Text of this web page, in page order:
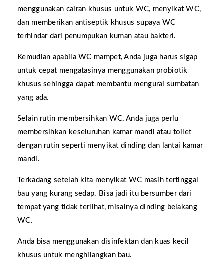
menggunakan cairan khusus untuk WC, menyikat WC,
dan memberikan antiseptik khusus supaya WC
terhindar dari penumpukan kuman atau bakteri.
Kemudian apabila WC mampet, Anda juga harus sigap
untuk cepat mengatasinya menggunakan probiotik
khusus sehingga dapat membantu mengurai sumbatan
yang ada.
Selain rutin membersihkan WC, Anda juga perlu
membersihkan keseluruhan kamar mandi atau toilet
dengan rutin seperti menyikat dinding dan lantai kamar
mandi.
Terkadang setelah kita menyikat WC masih tertinggal
bau yang kurang sedap. Bisa jadi itu bersumber dari
tempat yang tidak terlihat, misalnya dinding belakang
WC.
Anda bisa menggunakan disinfektan dan kuas kecil
khusus untuk menghilangkan bau.